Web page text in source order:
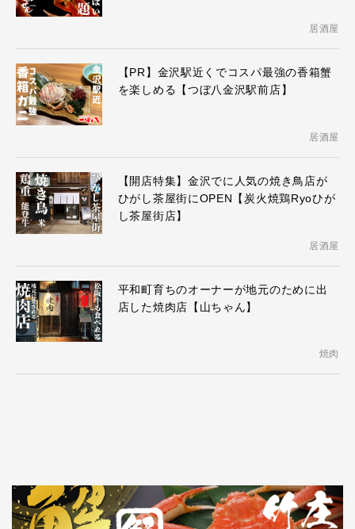
居酒屋
【PR】金沢駅近くでコスパ最強の香箱蟹
を楽しめる【つぼ八金沢駅前店】
居酒屋
【開店特集】金沢でに人気の焼き鳥店が
ひがし茶屋街にOPEN【炭火焼鶏Ryoひが
し茶屋街店】
居酒屋
平和町育ちのオーナーが地元のために出
店した焼肉店【山ちゃん】
焼肉